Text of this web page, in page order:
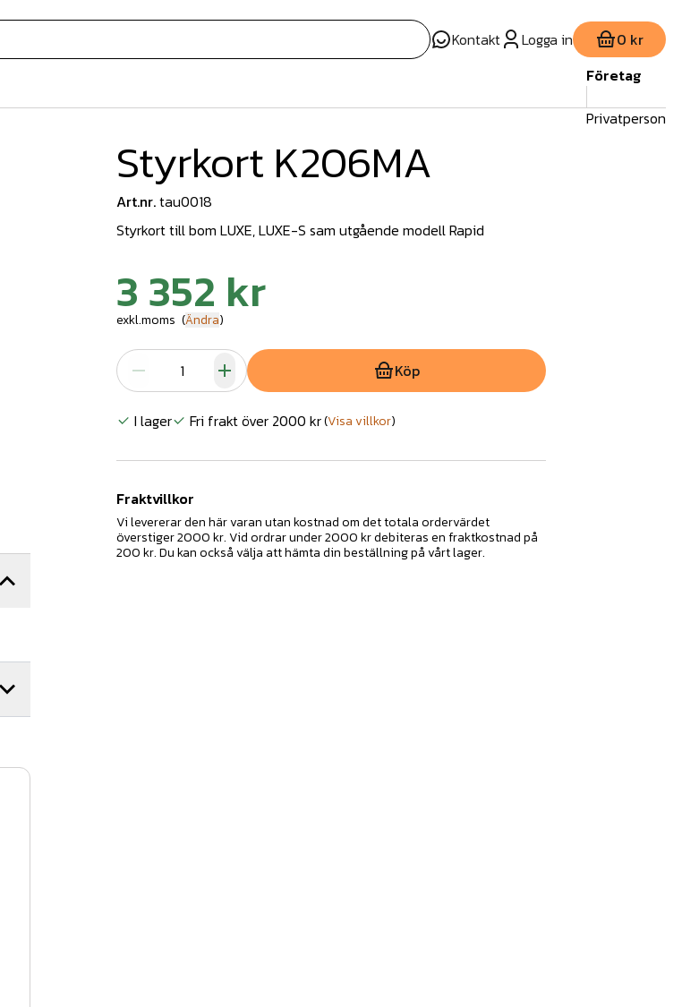
Kontakt Logga in 0 kr
Företag
Privatperson
Styrkort K206MA
Art.nr.tau0018
Styrkort till bom LUXE, LUXE-S sam utgående modell Rapid
3 352 kr
exkl.moms (Ändra)
Köp
I lager Fri frakt över 2000 kr(Visa villkor)
Fraktvillkor
Vi levererar den här varan utan kostnad om det totala ordervärdet
överstiger 2000 kr. Vid ordrar under 2000 kr debiteras en fraktkostnad på
200 kr. Du kan också välja att hämta din beställning på vårt lager.